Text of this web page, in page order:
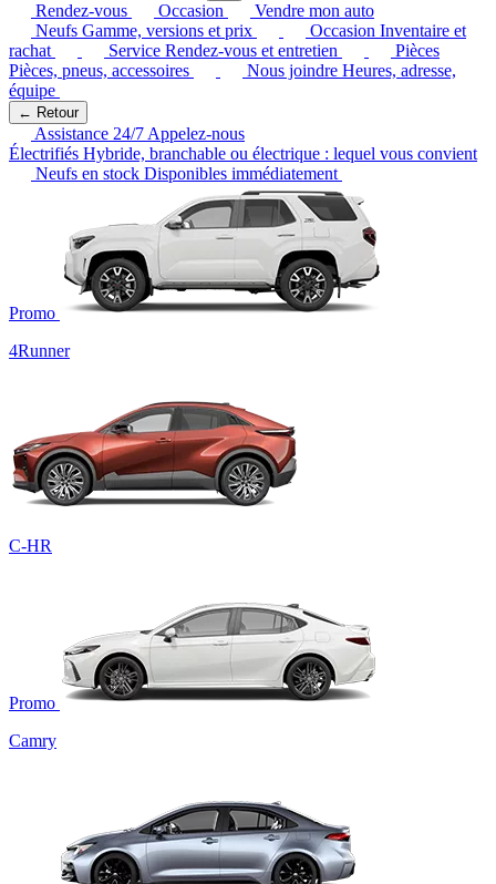
Rendez-vous Occasion
Vendre mon auto
Neufs Gamme, versions et prix Occasion Inventaire et
rachat
Service Rendez-vous et entretien
Pièces
Pièces, pneus, accessoires
Nous joindre Heures, adresse,
équipe
← Retour
Assistance 24/7 Appelez-nous
Électrifiés Hybride, branchable ou électrique : lequel vous convient
Neufs en stock Disponibles immédiatement
Promo
4Runner
C-HR
Promo
Camry